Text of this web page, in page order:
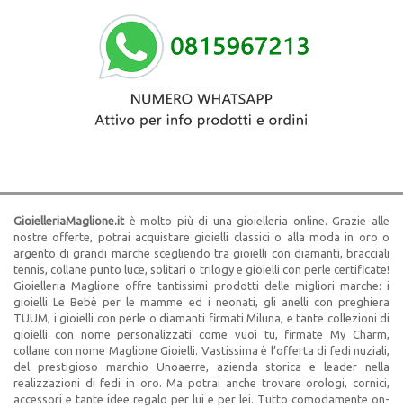
GioielleriaMaglione.itè molto più di una gioielleria online. Grazie alle
nostre offerte, potrai acquistare gioielli classici o alla moda in oro o
argento di grandi marche scegliendo tra gioielli con diamanti, bracciali
tennis, collane punto luce, solitari o trilogy e gioielli con perle certificate!
Gioielleria Maglione offre tantissimi prodotti delle migliori marche: i
gioielli Le Bebè per le mamme ed i neonati, gli anelli con preghiera
TUUM, i gioielli con perle o diamanti firmati Miluna, e tante collezioni di
gioielli con nome personalizzati come vuoi tu, firmate My Charm,
collane con nome Maglione Gioielli. Vastissima è l’offerta di fedi nuziali,
del prestigioso marchio Unoaerre, azienda storica e leader nella
realizzazioni di fedi in oro. Ma potrai anche trovare orologi, cornici,
accessori e tante idee regalo per lui e per lei. Tutto comodamente on-